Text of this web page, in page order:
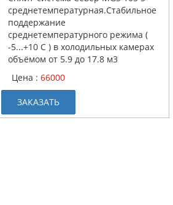
среднетемпературная.Стабильное
поддержание
среднетемпературного режима (
-5...+10 С ) в холодильных камерах
объёмом от 5.9 до 17.8 м3
Цена : 66000
ЗАКАЗАТЬ